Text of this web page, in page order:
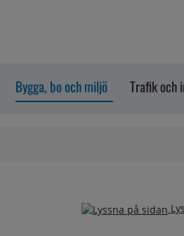
Bygga, bo och miljö Trafik och